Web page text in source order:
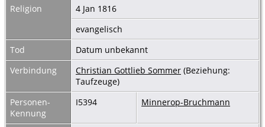
Religion
4 Jan 1816
evangelisch
Tod
Datum unbekannt
Verbindung
Christian Gottlieb Sommer (Beziehung:
Taufzeuge)
Personen-
Kennung
I5394 Minnerop-Bruchmann